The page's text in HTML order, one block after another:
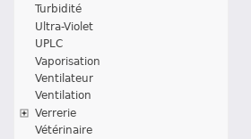
Turbidité
Ultra-Violet
UPLC
Vaporisation
Ventilateur
Ventilation
Verrerie
Vétérinaire